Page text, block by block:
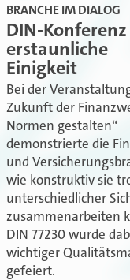
BRANCHE IM DIALOG
DIN-
erstaunliche
Einigkeit
Bei der
Zukunft der
Normen gestalten“
demonstrierte die
und
wie konstruktiv sie
unterschiedlicher
zusammenarbeiten
DIN 77230 wurde
wichtiger
gefeiert.